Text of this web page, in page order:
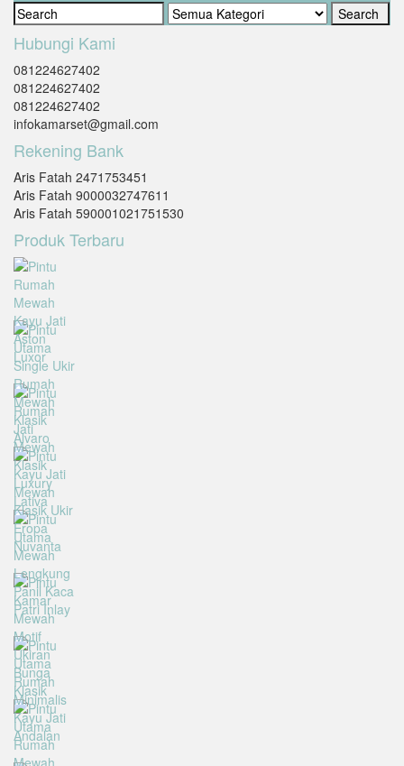
Hubungi Kami
081224627402
081224627402
081224627402
infokamarset@gmail.com
Rekening Bank
Aris Fatah 2471753451
Aris Fatah 9000032747611
Aris Fatah 590001021751530
Produk Terbaru